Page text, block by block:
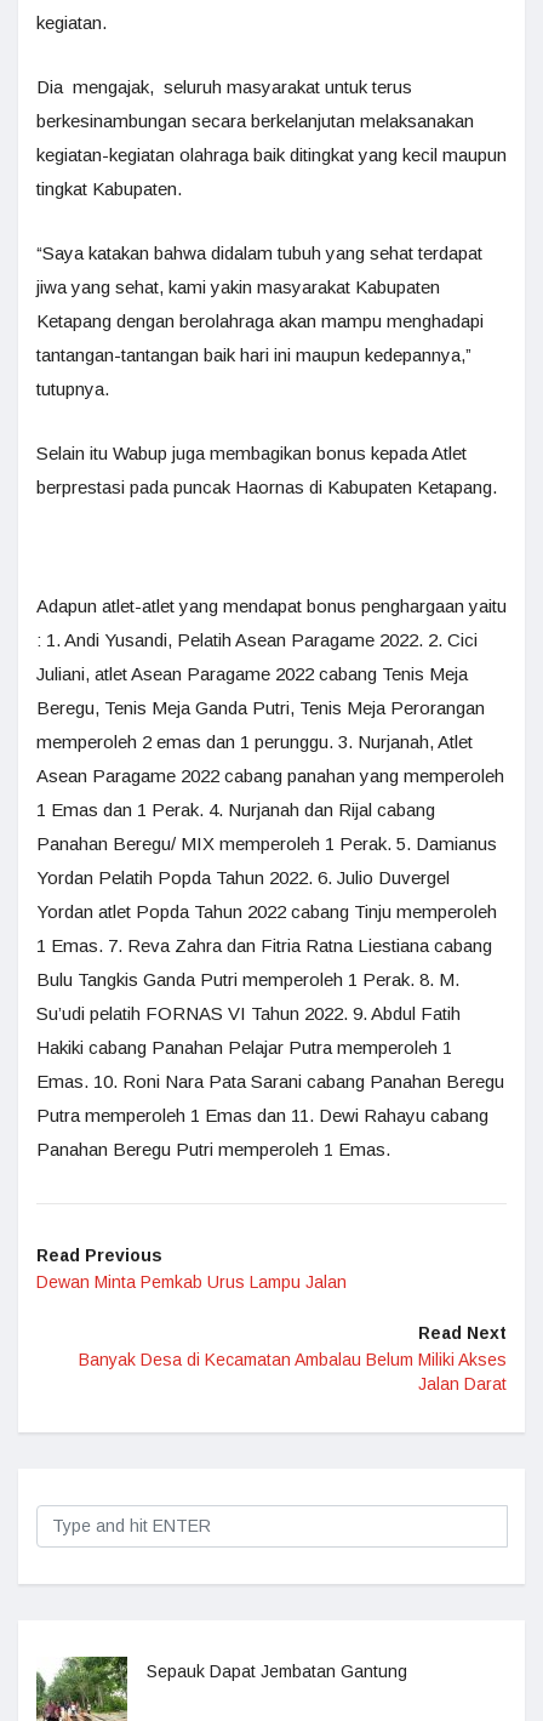
kegiatan.
Dia mengajak, seluruh masyarakat untuk terus
berkesinambungan secara berkelanjutan melaksanakan
kegiatan-kegiatan olahraga baik ditingkat yang kecil maupun
tingkat Kabupaten.
“Saya katakan bahwa didalam tubuh yang sehat terdapat
jiwa yang sehat, kami yakin masyarakat Kabupaten
Ketapang dengan berolahraga akan mampu menghadapi
tantangan-tantangan baik hari ini maupun kedepannya,”
tutupnya.
Selain itu Wabup juga membagikan bonus kepada Atlet
berprestasi pada puncak Haornas di Kabupaten Ketapang.
Adapun atlet-atlet yang mendapat bonus penghargaan yaitu
: 1. Andi Yusandi, Pelatih Asean Paragame 2022. 2. Cici
Juliani, atlet Asean Paragame 2022 cabang Tenis Meja
Beregu, Tenis Meja Ganda Putri, Tenis Meja Perorangan
memperoleh 2 emas dan 1 perunggu. 3. Nurjanah, Atlet
Asean Paragame 2022 cabang panahan yang memperoleh
1 Emas dan 1 Perak. 4. Nurjanah dan Rijal cabang
Panahan Beregu/ MIX memperoleh 1 Perak. 5. Damianus
Yordan Pelatih Popda Tahun 2022. 6. Julio Duvergel
Yordan atlet Popda Tahun 2022 cabang Tinju memperoleh
1 Emas. 7. Reva Zahra dan Fitria Ratna Liestiana cabang
Bulu Tangkis Ganda Putri memperoleh 1 Perak. 8. M.
Su’udi pelatih FORNAS VI Tahun 2022. 9. Abdul Fatih
Hakiki cabang Panahan Pelajar Putra memperoleh 1
Emas. 10. Roni Nara Pata Sarani cabang Panahan Beregu
Putra memperoleh 1 Emas dan 11. Dewi Rahayu cabang
Panahan Beregu Putri memperoleh 1 Emas.
Read Previous
Dewan Minta Pemkab Urus Lampu Jalan
Read Next
Banyak Desa di Kecamatan Ambalau Belum Miliki Akses
Jalan Darat
Sepauk Dapat Jembatan Gantung